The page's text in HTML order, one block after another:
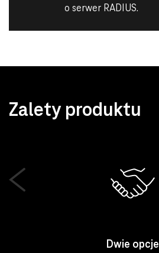
o serwer RADIUS.
Zaletyproduktu
Dwie opcje